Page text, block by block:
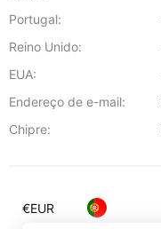
Portugal:
Reino Unido:
EUA:
Endereço de e-mail:
Chipre:
€EUR